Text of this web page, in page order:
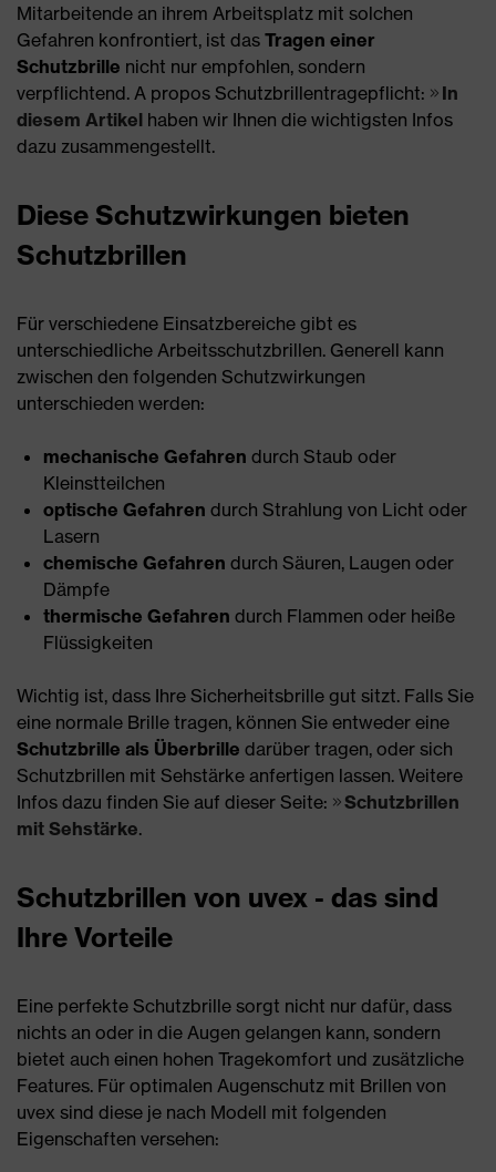
Mitarbeitende an ihrem Arbeitsplatz mit solchen
Gefahren konfrontiert, ist das Tragen einer
Schutzbrille nicht nur empfohlen, sondern
verpflichtend. A propos Schutzbrillentragepflicht:
In
diesem Artikel haben wir Ihnen die wichtigsten Infos
dazu zusammengestellt.
Diese Schutzwirkungen bieten
Schutzbrillen
Für verschiedene Einsatzbereiche gibt es
unterschiedliche Arbeitsschutzbrillen. Generell kann
zwischen den folgenden Schutzwirkungen
unterschieden werden:
mechanische Gefahren durch Staub oder
Kleinstteilchen
optische Gefahren durch Strahlung von Licht oder
Lasern
chemische Gefahren durch Säuren, Laugen oder
Dämpfe
thermische Gefahren durch Flammen oder heiße
Flüssigkeiten
Wichtig ist, dass Ihre Sicherheitsbrille gut sitzt. Falls Sie
eine normale Brille tragen, können Sie entweder eine
Schutzbrille als Überbrille darüber tragen, oder sich
Schutzbrillen mit Sehstärke anfertigen lassen. Weitere
Infos dazu finden Sie auf dieser Seite:
Schutzbrillen
mit Sehstärke.
Schutzbrillen von uvex - das sind
Ihre Vorteile
Eine perfekte Schutzbrille sorgt nicht nur dafür, dass
nichts an oder in die Augen gelangen kann, sondern
bietet auch einen hohen Tragekomfort und zusätzliche
Features. Für optimalen Augenschutz mit Brillen von
uvex sind diese je nach Modell mit folgenden
Eigenschaften versehen: